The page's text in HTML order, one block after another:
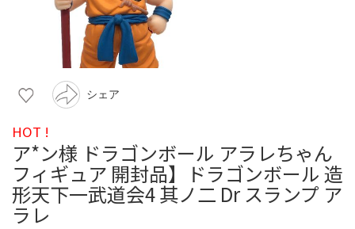
シェア
HOT !
ア*ン様 ドラゴンボール アラレちゃん
フィギュア 開封品】ドラゴンボール 造
形天下一武道会4 其ノ二 Dr スランプ ア
ラレ